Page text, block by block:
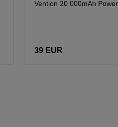
Vention 20 000mAh
39 EUR